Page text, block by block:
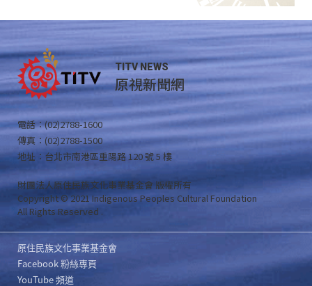
TITV NEWS
原視新聞網
電話：(02)2788-1600
傳真：(02)2788-1500
地址：台北市南港區重陽路 120 號 5 樓
財團法人原住民族文化事業基金會 版權所有
Copyright © 2021 Indigenous Peoples Cultural Foundation
All Rights Reserved .
原住民族文化事業基金會
Facebook 粉絲專頁
YouTube 頻道